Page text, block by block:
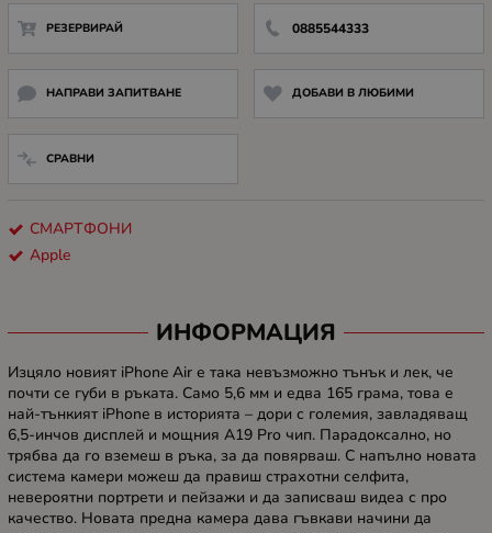
РЕЗЕРВИРАЙ 0885544333
НАПРАВИ ЗАПИТВАНЕ ДОБАВИ В ЛЮБИМИ
СРАВНИ
СМАРТФОНИ
Apple
ИНФОРМАЦИЯ
Изцяло новият iPhone Air е така невъзможно тънък и лек, че
почти се губи в ръката. Само 5,6 мм и едва 165 грама, това е
най-тънкият iPhone в историята – дори с големия, завладяващ
6,5-инчов дисплей и мощния A19 Pro чип. Парадоксално, но
трябва да го вземеш в ръка, за да повярваш. С напълно новата
система камери можеш да правиш страхотни селфита,
невероятни портрети и пейзажи и да записваш видеа с про
качество. Новата предна камера дава гъвкави начини да